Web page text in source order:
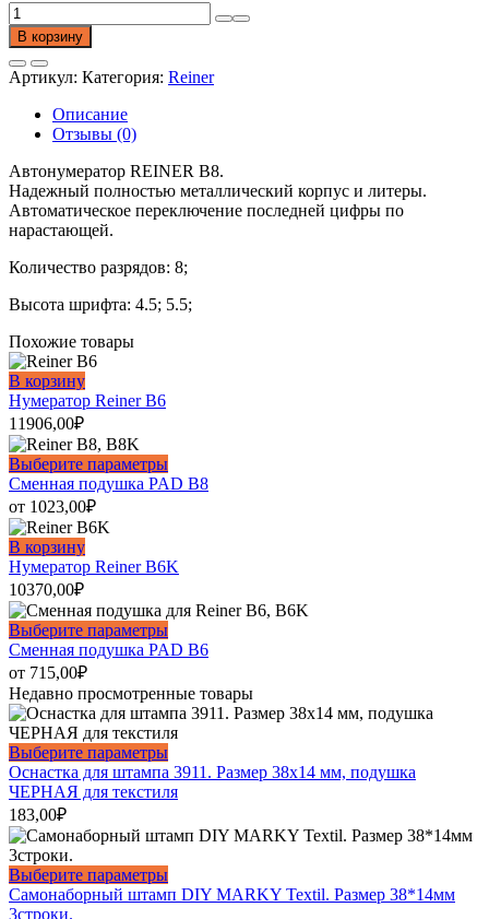
Количество
товара
Нумератор
Reiner
B8
В корзину
Артикул: Категория: Reiner
Описание
Отзывы (0)
Автонумератор REINER B8.
Надежный полностью металлический корпус и литеры.
Автоматическое переключение последней цифры по
нарастающей.
Количество разрядов: 8;
Высота шрифта: 4.5; 5.5;
Похожие товары
В корзину
Нумератор Reiner B6
11906,00₽
Выберите параметрыЭтот
товар
Опции
можно
выбрать
на
странице
товара.
Сменная подушка PAD B8
от 1023,00₽
В корзину
Нумератор Reiner B6K
10370,00₽
Выберите параметрыЭтот
товар
несколько
вариаций.
Опции
можно
выбрать
на
странице
товара.
Сменная подушка PAD B6
от 715,00₽
Недавно просмотренные товары
Выберите параметрыЭтот
товар
имеет
вариаций.
можно
выбрать
на
Оснастка для штампа 3911. Размер 38х14 мм, подушка
ЧЕРНАЯ для текстиля
183,00₽
Выберите параметрыЭтот
товар
Самонаборный штамп DIY MARKY Textil. Размер 38*14мм
3строки.